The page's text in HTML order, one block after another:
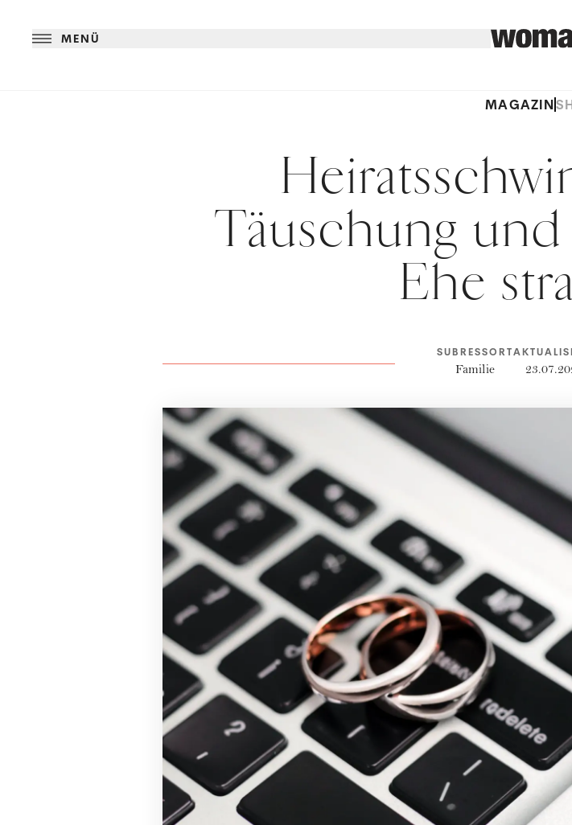
MENÜ
MAGAZIN
Täuschung
Ehe
SUBRESSORT
Familie